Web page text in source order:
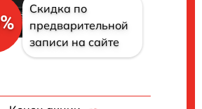
Скидка по
предварительной
записи на сайте